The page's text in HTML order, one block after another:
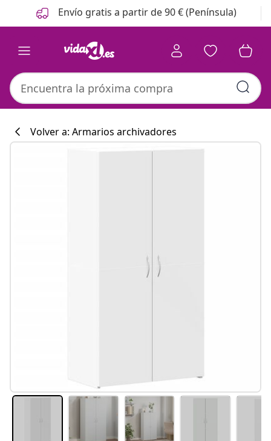
Anterior
Siguiente Envío gratis a partir de 90 € (Península)
Volver a: Armarios archivadores